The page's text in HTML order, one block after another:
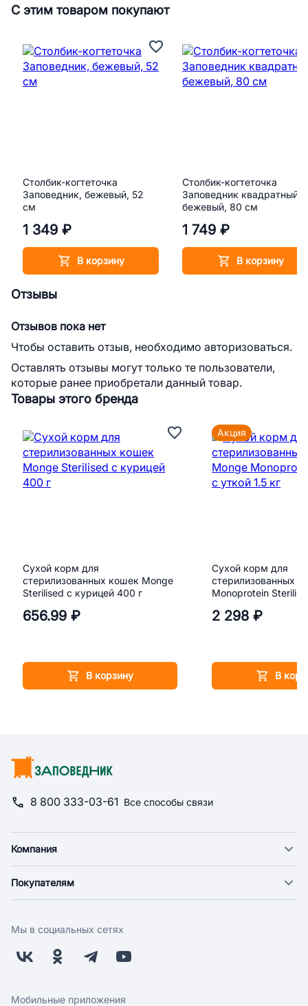
С этим товаром покупают
Столбик-когтеточка
Заповедник, бежевый, 52
см
1 349 ₽
В корзину
Столбик-когтеточка
Заповедник квадратный,
бежевый, 80 см
1 749 ₽
В корзину
Товары этого бренда
Сухой корм для
стерилизованных кошек Monge
Sterilised с курицей 400 г
656.99 ₽
В корзину
Сухой корм для
стерилизованных
Monoprotein
2 298 ₽
В
Акция
Отзывы
Отзывов пока нет
Чтобы оставить отзыв, необходимо авторизоваться.
Оставлять отзывы могут только те пользователи,
которые ранее приобретали данный товар.
8 800 333-03-61 Все способы связи
Компания
Новости
Поставщикам
Заводчикам
Обратная связь
Покупателям
Оплата
Бонусная программа
Скидки и акции
Мы в социальных сетях
Мобильные приложения